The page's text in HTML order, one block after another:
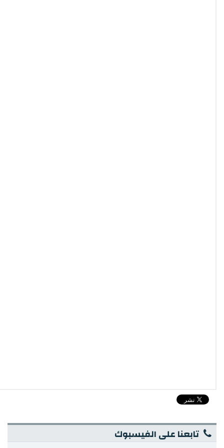
تابعنا على الفيسبوك